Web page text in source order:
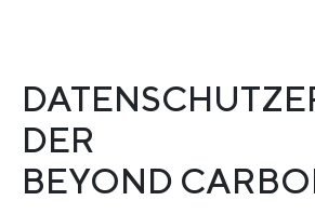
DER
BEYOND